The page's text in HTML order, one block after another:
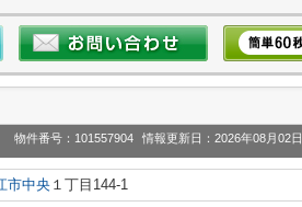
物件番号：101557904 情報更新日：2026年08月02日
市中央 １丁目144-1